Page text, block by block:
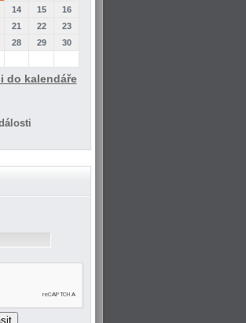
14 15
16
21 22
23
28 29
30
do kalendáře